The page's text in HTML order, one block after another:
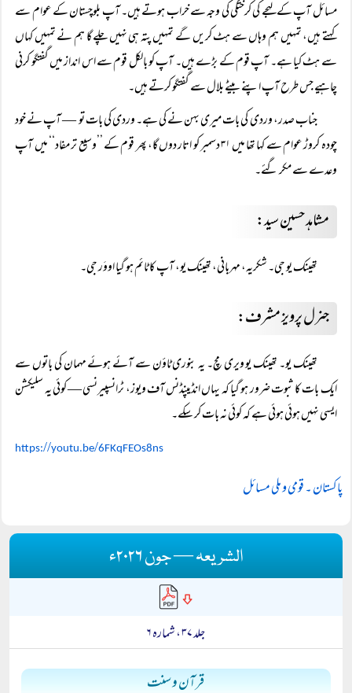
مسائل آپ کے لہجے کی کرختگی کی وجہ سے خراب ہوتے ہیں۔ آپ بلوچستان کے عوام سے
کہتے ہیں، تمہیں ہم وہاں سے ہٹ کریں گے تمہیں پتہ ہی نہیں چلے گا ہم نے تمہیں کہاں
سے ہٹ کیا ہے۔ آپ قوم کے بڑے ہیں۔ آپ کو بالکل قوم سے اس انداز میں گفتگو کرنی
چاہیے جس طرح آپ اپنے بیٹے بلال سے گفتگو کرتے ہیں۔
جناب صدر، وردی کی بات میری بہن نے کی ہے۔ وردی کی بات تو — آپ نے خود
چودہ کروڑ عوام سے کہا تھا میں ۳۱ دسمبر کو اتار دوں گا، پھر قوم کے ’’وسیع تر مفاد‘‘ میں آپ
وعدے سے مکر گئے۔
مشاہد حسین سید:
تھینک یو جی۔ شکریہ، مہربانی، تھینک یو، آپ کا ٹائم ہو گیا اووَر جی۔
جنرل پرویز مشرف:
تھینک یو۔ تھینک یو ویری مچ۔ یہ بنوری ٹاؤن سے آئے ہوئے مہمان کی باتوں سے
ایک بات کا ثبوت ضرور ہو گیا کہ یہاں انڈیپنڈنس آف ویوز، ٹرانسپیرنسی — کوئی یہ سلیکشن
ایسی نہیں ہوئی ہوئی ہے کہ کوئی نہ بات کر سکے۔
https://youtu.be/6FKqFEOs8ns
پاکستان ۔ قومی و ملی مسائل
الشریعہ — جون ۲۰۲۶ء
جلد ۳۷ ، شمارہ ۶
قرآن و سنت